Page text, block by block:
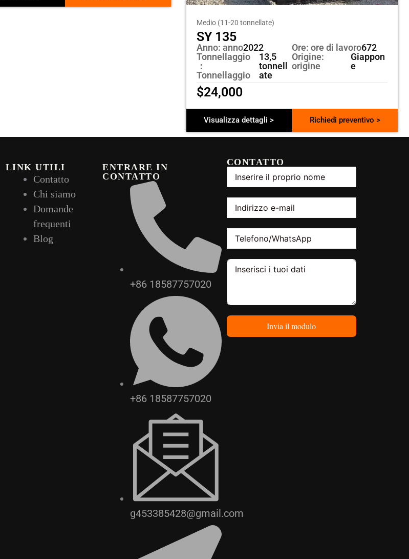
Medio (11-20 tonnellate)
SY 135
Anno: anno2022
Tonnellaggio
：
Tonnellaggio
13,5
tonnell
ate
Ore: ore di lavoro672
Origine:
origine
Giappon
e
$24,000
Visualizza dettagli > Richiedi preventivo >
LINK UTILI
Contatto
Chi siamo
Domande
frequenti
Blog
ENTRARE IN
CONTATTO
+86 18587757020
+86 18587757020
g453385428@gmail.com
CONTATTO
Invia il modulo